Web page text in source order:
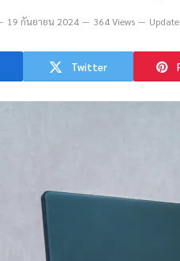
19 กันยายน 2024 364 Views
Twitter